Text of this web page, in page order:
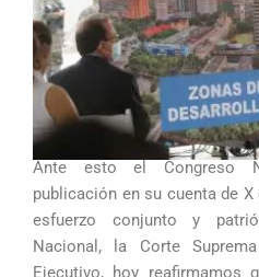
Ante esto el Congreso
publicación en su cuenta de X
esfuerzo conjunto y
Nacional, la Corte
Ejecutivo, hoy reafirmamos